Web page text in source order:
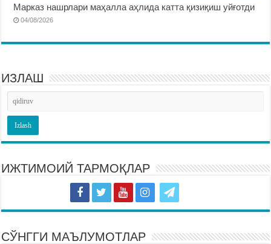
Марказ нашрлари маҳалла аҳлида катта қизиқиш уйғотди
04/08/2026
ИЗЛАШ
ИЖТИМОИЙ ТАРМОҚЛАР
СЎНГГИ МАЪЛУМОТЛАР